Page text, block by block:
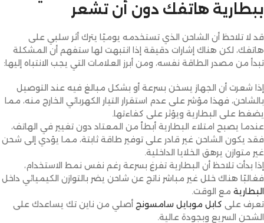
ببطارية هاتفك دون أن تشعر
قد لا تلاحظ أن الشاحن الذي تستخدمه يوميًا يترك أثر سلبي على
هاتفك، لكن هناك إشارات دقيقة إذا انتبهت لها ستفهم أن المشكلة
تبدأ من مصدر الطاقة نفسه، ومن أبرز العلامات التي يجب الانتباه إليها:
إذا شعرت أن الجهاز يسخن بسرعة أو بشكل مبالغ فيه عند التوصيل
بالشاحن، فهذا مؤشر على عدم استقرار التيار الكهربائي الخارج منه، مما
يضغط على البطارية ويؤثر على كفاءتها.
عندما يصبح امتلاء البطارية أبطأ من المعتاد دون تغيير في الهاتف،
فقد يكون الشاحن غير قادر على توفير طاقة ثابتة، مما يؤدي إلى شحن
غير متوازن يرهق الخلايا الداخلية.
إذا بدأت تلاحظ أن البطارية تفرغ بسرعة رغم نفس نمط الاستخدام،
فغالبًا هناك خلل غير مباشر ناتج عن شاحن يضر بالتوازن الكيميائي داخل
البطارية مع الوقت.
تعرف على كابل موبايل سامسونج أصلي من ناين تك يساعدك على
الشحن السريع وبجودة عالية.